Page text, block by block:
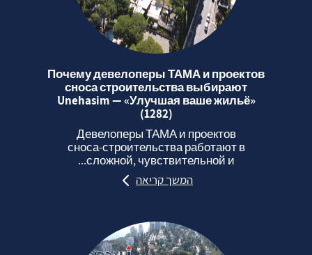
Почему девелоперы ТАМА и проектов
сноса строительства выбирают
Unehasim — «Улучшая ваше жильё»
(1282)
Девелоперы ТАМА и проектов
сноса‑строительства работают в
сложной, чувствительной и...
המשך קריאה